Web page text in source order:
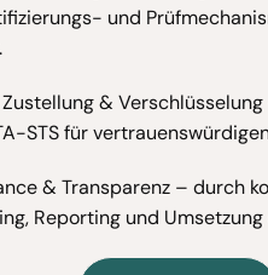
und
& Verschlüsselung
STS für
& Transparenz – durch
Reporting und